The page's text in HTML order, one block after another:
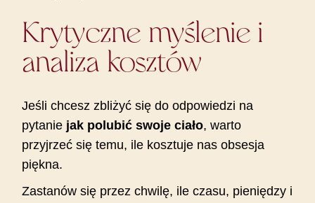
Krytyczne myślenie i
analiza kosztów
Jeśli chcesz zbliżyć się do odpowiedzi na
pytanie jak polubić swoje ciało, warto
przyjrzeć się temu, ile kosztuje nas obsesja
piękna.
Zastanów się przez chwilę, ile czasu, pieniędzy i